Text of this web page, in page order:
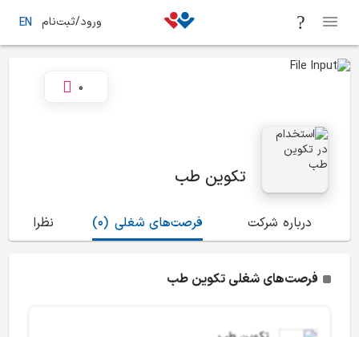
ورود/ثبت‌نام EN
تکوین طب
0
درباره شرکت (0) فرصت‌های شغلی نظرات
فرصت‌های شغلی تکوین طب